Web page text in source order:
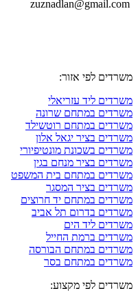
משרדים לפי אזור:
משרדים ליד עזריאלי
משרדים במתחם שרונה
משרדים במתחם רוטשילד
משרדים בציר יגאל אלון
משרדים בשכונת מונטיפיורי
משרדים בציר מנחם בגין
משרדים במתחם בית המשפט
משרדים בציר המסגר
משרדים במתחם יד חרוצים
משרדים בדרום תל אביב
משרדים ליד הים
משרדים ברמת החייל
משרדים במתחם הבורסה
משרדים במתחם בסר
משרדים לפי מקצוע: